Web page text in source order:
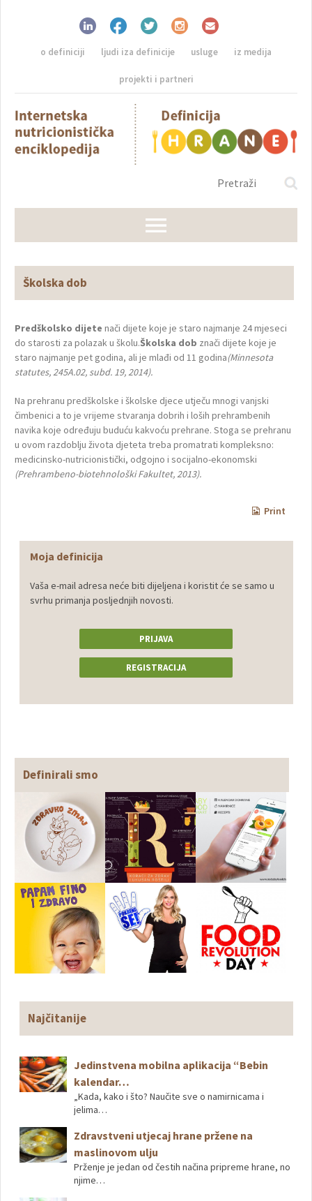
o definiciji ljudi iza definicije usluge iz medija
projekti i partneri
Školska dob
Predškolsko dijete nači dijete koje je staro najmanje 24 mjeseci
do starosti za polazak u školu.Školska dob znači dijete koje je
staro najmanje pet godina, ali je mlađi od 11 godina(Minnesota
statutes, 245A.02, subd. 19, 2014).
Na prehranu predškolske i školske djece utječu mnogi vanjski
čimbenici a to je vrijeme stvaranja dobrih i loših prehrambenih
navika koje određuju buduću kakvoću prehrane. Stoga se prehranu
u ovom razdoblju života djeteta treba promatrati kompleksno:
medicinsko-nutricionistički, odgojno i socijalno-ekonomski
(Prehrambeno-biotehnološki Fakultet, 2013).
Print
Moja definicija
Vaša e-mail adresa neće biti dijeljena i koristit će se samo u
svrhu primanja posljednjih novosti.
PRIJAVA
REGISTRACIJA
Definirali smo
Najčitanije
Jedinstvena mobilna aplikacija “Bebin
kalendar…
„Kada, kako i što? Naučite sve o namirnicama i
jelima…
Zdravstveni utjecaj hrane pržene na
maslinovom ulju
Prženje je jedan od čestih načina pripreme hrane, no
njime…